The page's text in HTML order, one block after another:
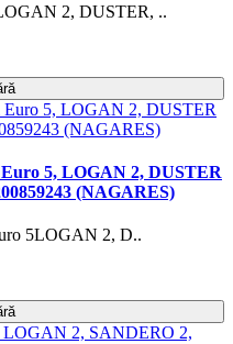
2, DUSTER, ..
5, LOGAN 2, DUSTER
(NAGARES)
5LOGAN 2, D..